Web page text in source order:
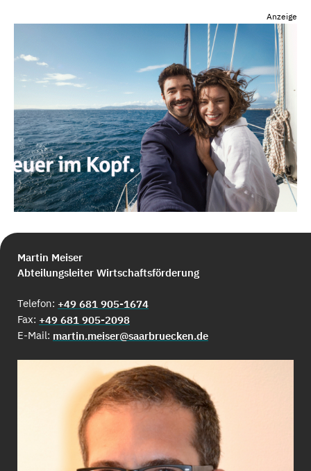
Anzeige
Martin Meiser
Abteilungsleiter Wirtschaftsförderung
Telefon: +49 681 905-1674
Fax: +49 681 905-2098
E-Mail: martin.meiser@saarbruecken.de